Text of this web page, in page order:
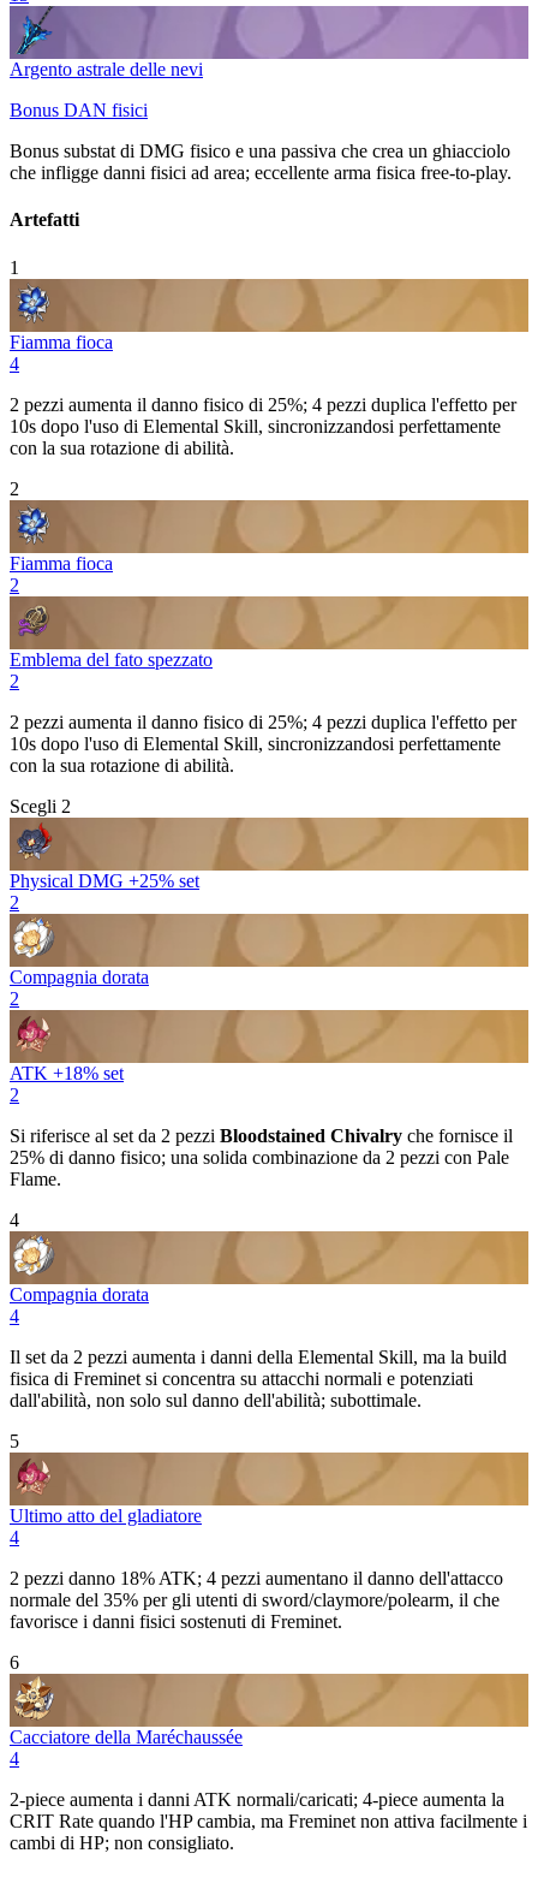
Argento astrale delle nevi
Bonus DAN fisici
Bonus substat di DMG fisico e una passiva che crea un ghiacciolo
che infligge danni fisici ad area; eccellente arma fisica free-to-play.
Artefatti
1
Fiamma fioca
4
2 pezzi aumenta il danno fisico di 25%; 4 pezzi duplica l'effetto per
10s dopo l'uso di Elemental Skill, sincronizzandosi perfettamente
con la sua rotazione di abilità.
2
Fiamma fioca
2
Emblema del fato spezzato
2
2 pezzi aumenta il danno fisico di 25%; 4 pezzi duplica l'effetto per
10s dopo l'uso di Elemental Skill, sincronizzandosi perfettamente
con la sua rotazione di abilità.
Scegli 2
Physical DMG +25% set
2
Compagnia dorata
2
ATK +18% set
2
Si riferisce al set da 2 pezzi Bloodstained Chivalry che fornisce il
25% di danno fisico; una solida combinazione da 2 pezzi con Pale
Flame.
4
Compagnia dorata
4
Il set da 2 pezzi aumenta i danni della Elemental Skill, ma la build
fisica di Freminet si concentra su attacchi normali e potenziati
dall'abilità, non solo sul danno dell'abilità; subottimale.
5
Ultimo atto del gladiatore
4
2 pezzi danno 18% ATK; 4 pezzi aumentano il danno dell'attacco
normale del 35% per gli utenti di sword/claymore/polearm, il che
favorisce i danni fisici sostenuti di Freminet.
6
Cacciatore della Maréchaussée
4
2-piece aumenta i danni ATK normali/caricati; 4-piece aumenta la
CRIT Rate quando l'HP cambia, ma Freminet non attiva facilmente i
cambi di HP; non consigliato.